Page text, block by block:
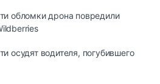
обломки дрона повредили
осудят водителя, погубившего